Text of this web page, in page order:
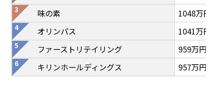
味の素
1048万円
オリンパス
1041万円
ファーストリテイリング
959万円
キリンホールディングス
957万円